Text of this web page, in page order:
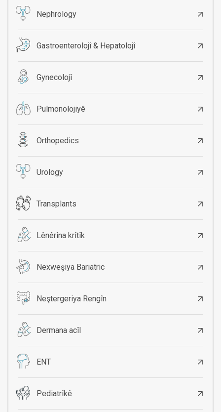
Nephrology
Gastroenterolojî & Hepatolojî
Gynecolojî
Pulmonolojiyê
Orthopedics
Urology
Transplants
Lênêrîna krîtîk
Nexweşiya Bariatric
Neştergeriya Rengîn
Dermana acîl
ENT
Pediatrîkê